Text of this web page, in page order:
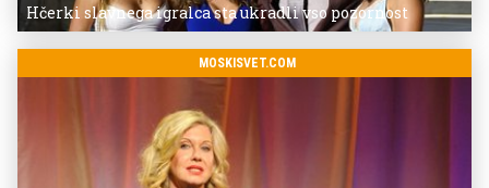
Hčerki slavnega igralca sta ukradli vso pozornost
MOSKISVET.COM